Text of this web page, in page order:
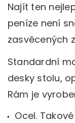
Najít ten
peníze není
zasvěcených
Standardní
desky stolu,
Rám je
Ocel.